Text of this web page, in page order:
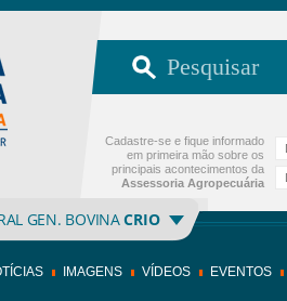
GEN. BOVINACRIO
Cadastre-se e fique informado
em primeira mão sobre os
principais acontecimentos da
Assessoria Agropecuária
IMAGENS VÍDEOS EVENTOS